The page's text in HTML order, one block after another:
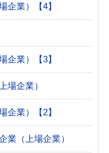
企業）【4】
企業）【3】
場企業）
企業）【2】
業（上場企業）